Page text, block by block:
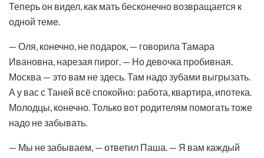
Теперь он видел, как мать бесконечно возвращается к
одной теме.
— Оля, конечно, не подарок, — говорила Тамара
Ивановна, нарезая пирог. — Но девочка пробивная.
Москва — это вам не здесь. Там надо зубами выгрызать.
А у вас с Таней всё спокойно: работа, квартира, ипотека.
Молодцы, конечно. Только вот родителям помогать тоже
надо не забывать.
— Мы не забываем, — ответил Паша. — Я вам каждый